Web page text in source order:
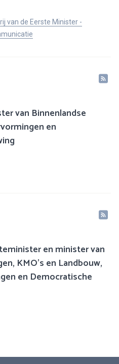
van de Eerste Minister -
van Binnenlandse
en
en minister van
KMO’s en Landbouw,
en Democratische